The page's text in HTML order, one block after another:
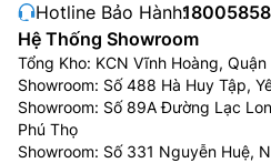
Hotline Bảo Hành:
Hệ Thống Showroom
Tổng Kho: KCN Vĩnh Hoàng,
Showroom: Số 488 Hà Huy Tập,
Showroom: Số 89A Đường Lạc
Phú Thọ
Showroom: Số 331 Nguyễn Huệ,